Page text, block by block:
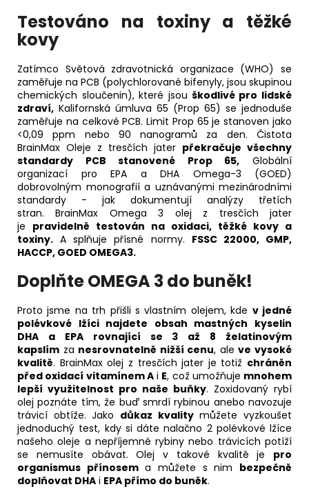
Testováno na toxiny a těžké
kovy
Zatímco Světová zdravotnická organizace (WHO) se
zaměřuje na PCB (polychlorované bifenyly, jsou skupinou
chemických sloučenin), které jsou škodlivé pro lidské
zdraví, Kalifornská úmluva 65 (Prop 65) se jednoduše
zaměřuje na celkové PCB. Limit Prop 65 je stanoven jako
<0,09 ppm nebo 90 nanogramů za den. Čistota
BrainMax Oleje z tresčích jater překračuje všechny
standardy PCB stanovené Prop 65, Globální
organizací pro EPA a DHA Omega-3 (GOED)
dobrovolným monografií a uznávanými mezinárodními
standardy - jak dokumentují analýzy třetích
stran.BrainMax Omega 3 olej z tresčích jater
je pravidelně testován na oxidaci, těžké kovy a
toxiny. A splňuje přísné normy. FSSC 22000, GMP,
HACCP, GOED OMEGA3.
DoplňteOMEGA 3 do buněk!
Proto jsme na trh přišli s vlastním olejem, kde v jedné
polévkové lžíci najdete obsah mastných kyselin
DHA a EPA rovnající se 3 až 8 želatinovým
kapslím za nesrovnatelně nižší cenu, ale ve vysoké
kvalitě. BrainMax olej z tresčích jater je totiž chráněn
před oxidací vitamínem A i E, což umožňuje mnohem
lepší využitelnost pro naše buňky. Zoxidovaný rybí
olej poznáte tím, že buď smrdí rybinou anebo navozuje
trávicí obtíže. Jako důkaz kvality můžete vyzkoušet
jednoduchý test, kdy si dáte nalačno 2 polévkové lžíce
našeho oleje a nepříjemné rybiny nebo trávicích potíží
se nemusíte obávat. Olej v takové kvalitě je
pro
organismus přínosem a můžete s nim bezpečně
doplňovat DHA i EPA přímo do buněk.